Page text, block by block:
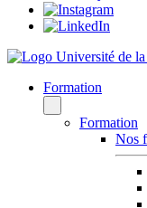
Formation
Formation
Nos